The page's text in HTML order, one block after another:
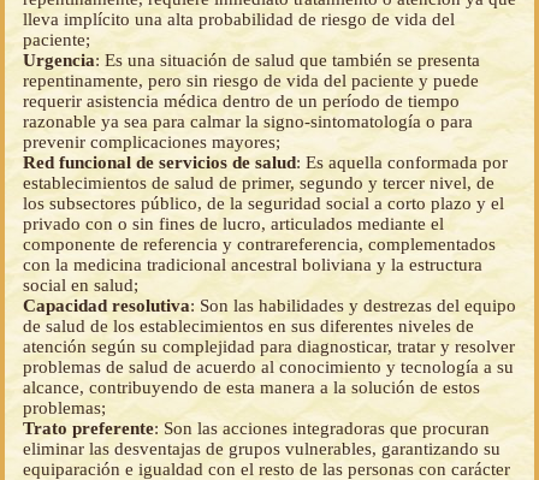
lleva implícito una alta probabilidad de riesgo de vida del
paciente;
Urgencia: Es una situación de salud que también se presenta
repentinamente, pero sin riesgo de vida del paciente y puede
requerir asistencia médica dentro de un período de tiempo
razonable ya sea para calmar la signo-sintomatología o para
prevenir complicaciones mayores;
Red funcional de servicios de salud: Es aquella conformada por
establecimientos de salud de primer, segundo y tercer nivel, de
los subsectores público, de la seguridad social a corto plazo y el
privado con o sin fines de lucro, articulados mediante el
componente de referencia y contrareferencia, complementados
con la medicina tradicional ancestral boliviana y la estructura
social en salud;
Capacidad resolutiva: Son las habilidades y destrezas del equipo
de salud de los establecimientos en sus diferentes niveles de
atención según su complejidad para diagnosticar, tratar y resolver
problemas de salud de acuerdo al conocimiento y tecnología a su
alcance, contribuyendo de esta manera a la solución de estos
problemas;
Trato preferente: Son las acciones integradoras que procuran
eliminar las desventajas de grupos vulnerables, garantizando su
equiparación e igualdad con el resto de las personas con carácter